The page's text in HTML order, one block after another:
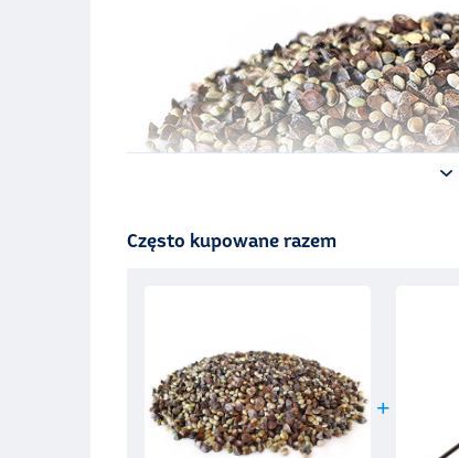
Często kupowane razem